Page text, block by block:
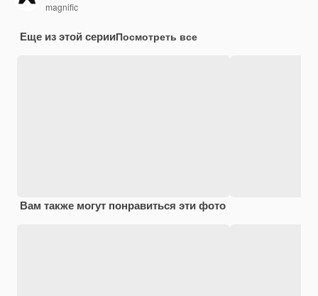
magnific
Еще из этой серииПосмотреть все
Вам также могут понравиться эти фото